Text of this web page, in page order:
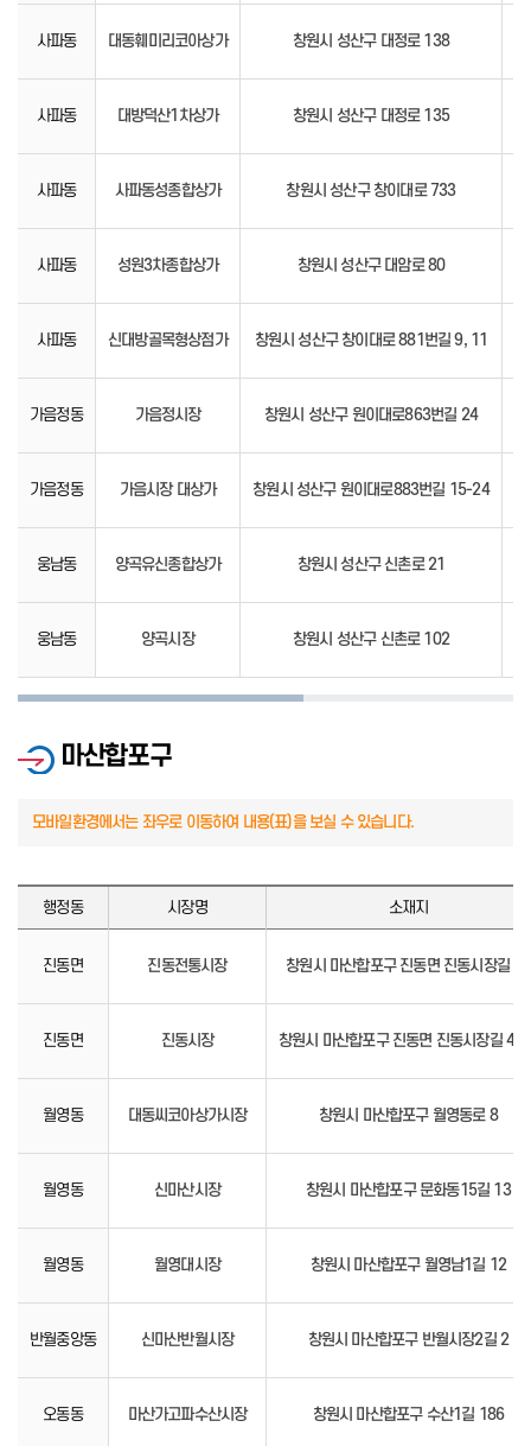
사파동 대동훼미리코아상가 창원시 성산구 대정로 138
사파동 대방덕산1차상가 창원시 성산구 대정로 135
사파동 사파동성종합상가 창원시 성산구 창이대로 733
사파동 성원3차종합상가 창원시 성산구 대암로 80
사파동 신대방골목형상점가 창원시 성산구 창이대로 881번길 9, 11
가음정동 가음정시장 창원시 성산구 원이대로863번길 24
가음정동 가음시장 대상가 창원시 성산구 원이대로883번길 15-24
웅남동 양곡유신종합상가 창원시 성산구 신촌로 21
웅남동 양곡시장 창원시 성산구 신촌로 102
마산합포구
행정동 시장명 소재지
진동면 진동전통시장 창원시 마산합포구 진동면 진동시장길 62
진동면 진동시장 창원시 마산합포구 진동면 진동시장길
월영동 대동씨코아상가시장 창원시 마산합포구 월영동로 8
월영동 신마산시장 창원시 마산합포구 문화동15길 13
월영동 월영대시장 창원시 마산합포구 월영남1길 12
반월중앙동 신마산반월시장 창원시 마산합포구 반월시장2길 2
오동동 마산가고파수산시장 창원시 마산합포구 수산1길 186